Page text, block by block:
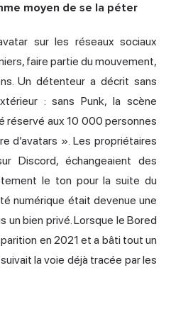
moyen de se la péter
sur les réseaux sociaux
faire partie du mouvement,
Un détenteur a décrit sans
: sans Punk, la scène
réservé aux 10 000 personnes
d’avatars ». Les propriétaires
Discord, échangeaient des
le ton pour la suite du
numérique était devenue une
un bien privé. Lorsque le Bored
en 2021 et a bâti tout un
la voie déjà tracée par les